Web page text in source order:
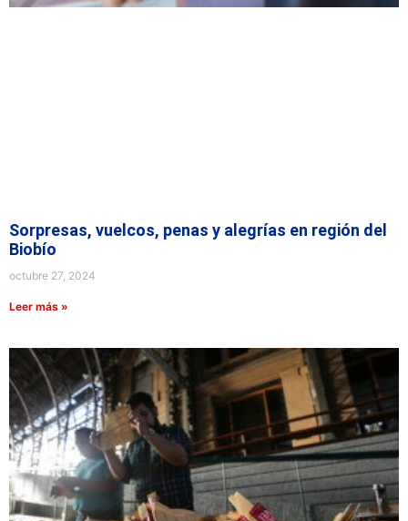
Sorpresas, vuelcos, penas y alegrías en región del
Biobío
octubre 27, 2024
Leer más »